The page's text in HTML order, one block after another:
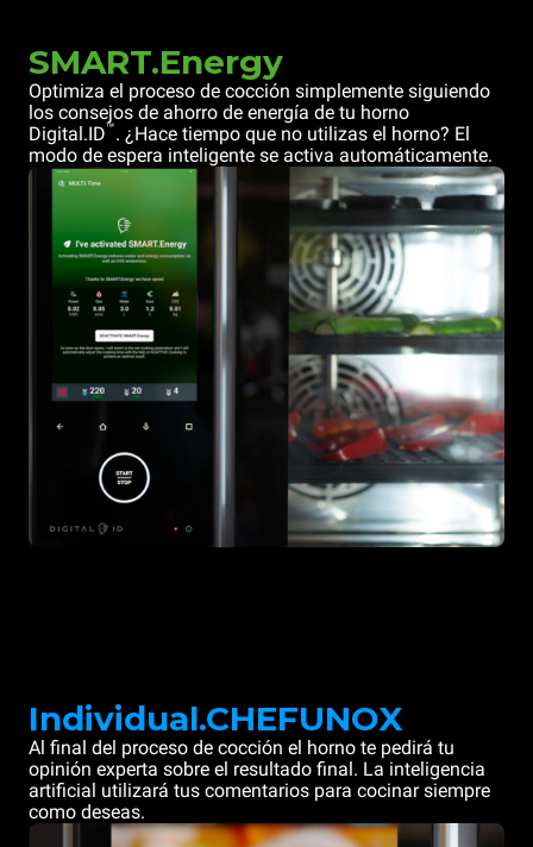
SMART.Energy
Optimiza el proceso de cocción simplemente siguiendo
los consejos de ahorro de energía de tu horno
Digital.ID™. ¿Hace tiempo que no utilizas el horno? El
modo de espera inteligente se activa automáticamente.
Individual.CHEFUNOX
Al final del proceso de cocción el horno te pedirá tu
opinión experta sobre el resultado final. La inteligencia
artificial utilizará tus comentarios para cocinar siempre
como deseas.